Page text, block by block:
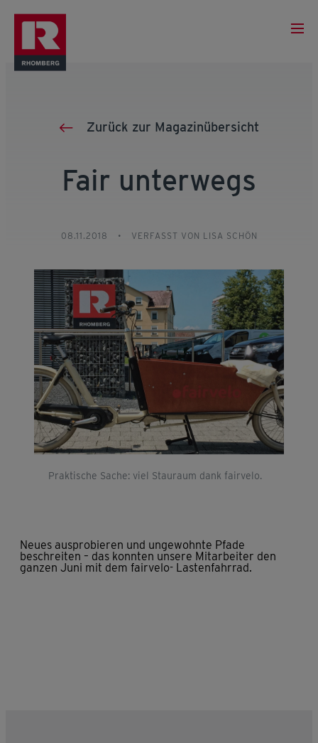
Zurück zur Magazinübersicht
Fair unterwegs
08.11.2018 • VERFASST VON LISA SCHÖN
Praktische Sache: viel Stauraum dank fairvelo.
Neues ausprobieren und ungewohnte Pfade
beschreiten – das konnten unsere Mitarbeiter den
ganzen Juni mit dem fairvelo- Lastenfahrrad.